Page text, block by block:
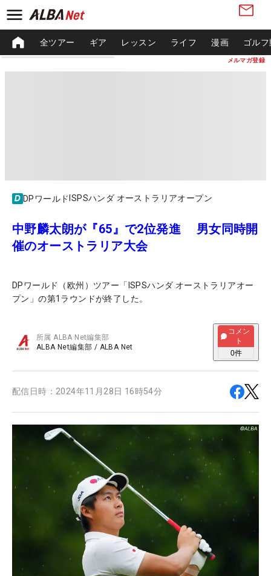
メルマガ登録
全ツアー ギア レッスン ライフ 漫画 ゴル
DPワールド ISPSハンダ オーストラリアオープン
中野麟太朗が『65』で2位発進 男女同時開
催のオーストラリア大会
DPワールド（欧州）ツアー「ISPSハンダ オーストラリアオー
プン」の第1ラウンドが終了した。
所属ALBA Net編集部
ALBA Net編集部 / ALBA Net
コメン
ト
0件
配信日時： 2024年11月28日 16時54分